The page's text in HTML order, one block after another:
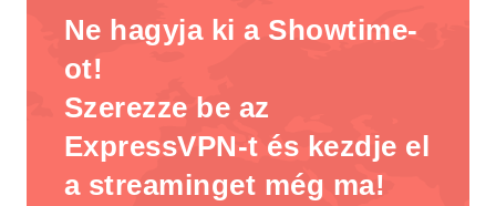
Ne hagyja ki a Showtime-
ot!
Szerezze be az
ExpressVPN-t és kezdje el
a streaminget még ma!